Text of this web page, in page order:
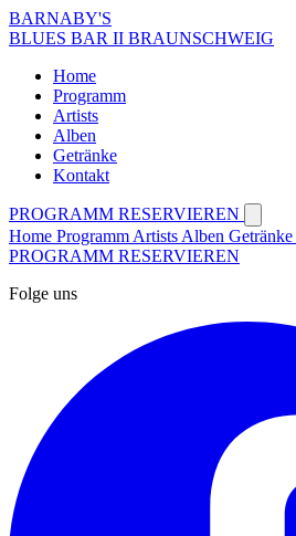
BARNABY'S
BLUES BAR II BRAUNSCHWEIG
Home
Programm
Artists
Alben
Getränke
Kontakt
PROGRAMM RESERVIEREN
Home Programm Artists Alben Getränke
PROGRAMM RESERVIEREN
Folge uns